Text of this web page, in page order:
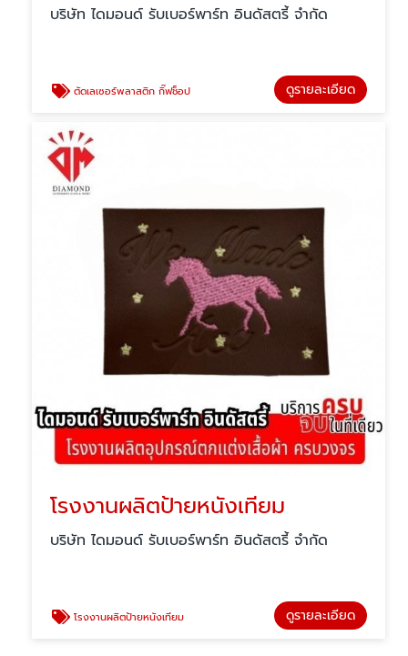
บริษัท ไดมอนด์ รับเบอร์พาร์ท อินดัสตรี้ จำกัด
ตัดเลเซอร์พลาสติก กิ๊ฟช็อป ดูรายละเอียด
โรงงานผลิตป้ายหนังเทียม
บริษัท ไดมอนด์ รับเบอร์พาร์ท อินดัสตรี้ จำกัด
โรงงานผลิตป้ายหนังเทียม ดูรายละเอียด